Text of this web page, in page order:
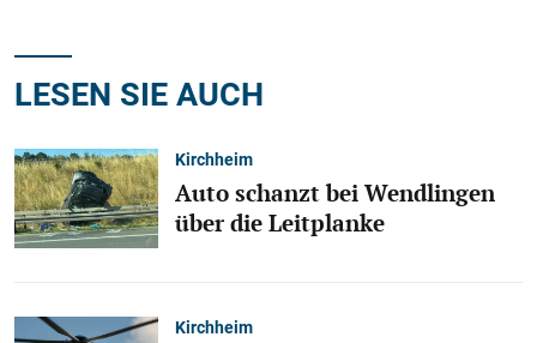
LESEN SIE AUCH
Kirchheim
Auto schanzt bei Wendlingen
über die Leitplanke
Kirchheim